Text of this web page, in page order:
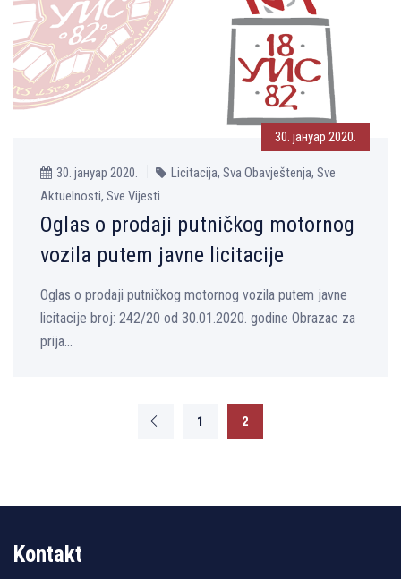
30. јануар 2020.
30. јануар 2020.
Licitacija, Sva Obavještenja, Sve
Aktuelnosti, Sve Vijesti
Oglas o prodaji putničkog motornog
vozila putem javne licitacije
Oglas o prodaji putničkog motornog vozila putem javne
licitacije broj: 242/20 od 30.01.2020. godine Obrazac za
prija...
1 2
Kontakt